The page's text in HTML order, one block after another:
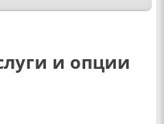
и опции